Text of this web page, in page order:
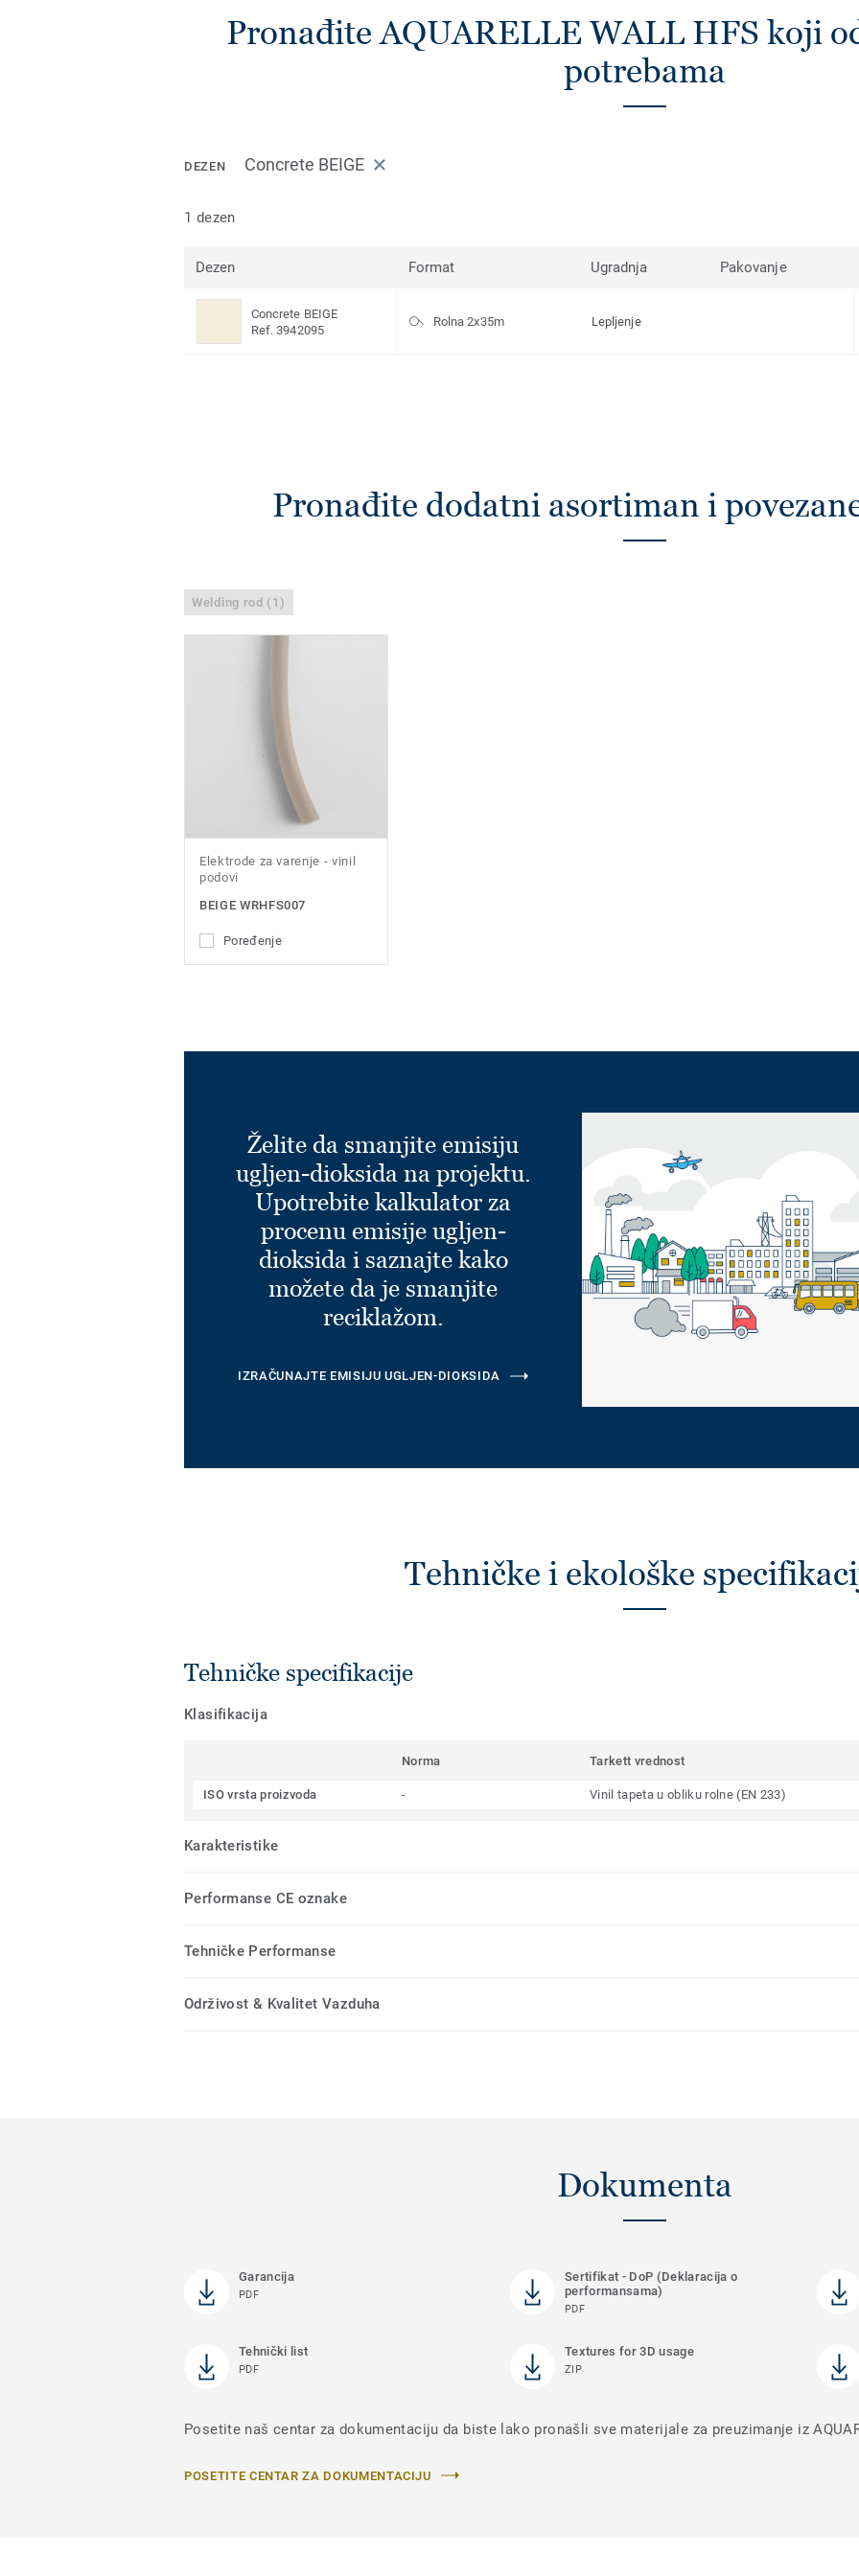
Pronađite AQUARELLE WALL HFS koji
potrebama
DEZEN Concrete BEIGE
1 dezen
Dezen Format Ugradnja Pakovanje
Concrete BEIGE
Ref. 3942095
Rolna 2x35m Lepljenje
Pronađite dodatni asortiman i
Welding rod (1)
Elektrode za varenje - vinil
podovi
BEIGE WRHFS007
Poređenje
Želite da smanjite emisiju
ugljen-dioksida na projektu.
Upotrebite kalkulator za
procenu emisije ugljen-
dioksida i saznajte kako
možete da je smanjite
reciklažom.
IZRAČUNAJTE EMISIJU UGLJEN-DIOKSIDA
Tehničke i ekološke
Tehničke specifikacije
Klasifikacija
Norma Tarkett vrednost
ISO vrsta proizvoda - Vinil tapeta u obliku rolne (EN 233)
Karakteristike
Performanse CE oznake
Tehničke Performanse
Održivost & Kvalitet Vazduha
Dokumenta
Garancija
PDF
Sertifikat - DoP (Deklaracija o
performansama)
PDF
Tehnički list
PDF
Textures for 3D usage
ZIP
Posetite naš centar za dokumentaciju da biste lako pronašli sve materijale za preuzimanje iz
POSETITE CENTAR ZA DOKUMENTACIJU